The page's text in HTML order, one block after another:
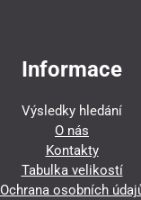
Informace
Výsledky hledání
O nás
Kontakty
Tabulka velikostí
Ochrana osobních